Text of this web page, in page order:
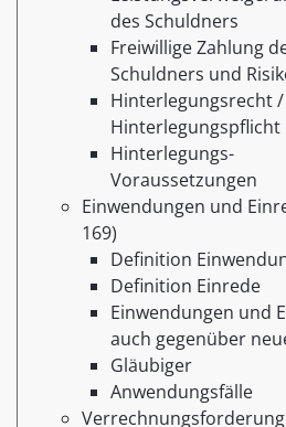
des Schuldners
Freiwillige Zahlung
Schuldners und
Hinterlegungsrecht /
Hinterlegungspflicht
Hinterlegungs-
Voraussetzungen
Einwendungen und
169)
Definition
Definition Einrede
Einwendungen und
auch gegenüber
Gläubiger
Anwendungsfälle
Verrechnungsforderung